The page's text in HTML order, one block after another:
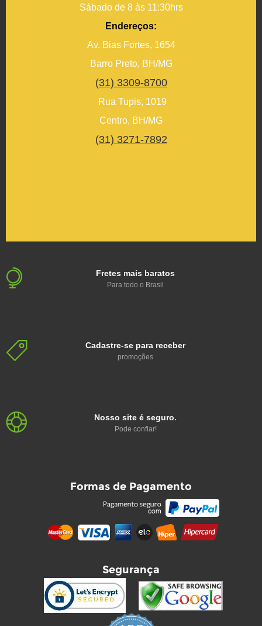
Sábado de 8 às 11:30hrs
Endereços:
Av. Bias Fortes, 1654
Barro Preto, BH/MG
(31) 3309-8700
Rua Tupis, 1019
Centro, BH/MG
(31) 3271-7892
Fretes mais baratos
Para todo o Brasil
Cadastre-se para receber
promoções
Nosso site é seguro.
Pode confiar!
Formas de Pagamento
Segurança